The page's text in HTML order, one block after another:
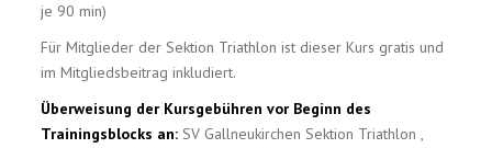
je 90 min)
Für Mitglieder der Sektion Triathlon ist dieser Kurs gratis und
im Mitgliedsbeitrag inkludiert.
Überweisung der Kursgebühren vor Beginn des
Trainingsblocks an:SV Gallneukirchen Sektion Triathlon ,